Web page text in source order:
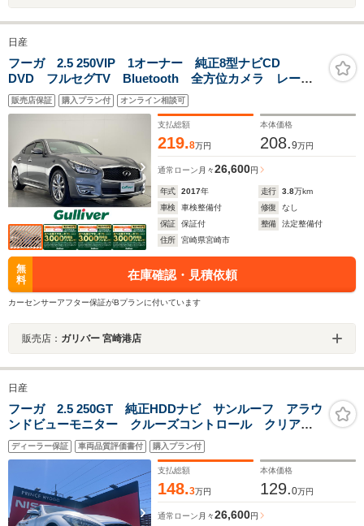
日産
フーガ 2.5 250VIP 1オーナー 純正8型ナビCD
DVD フルセグTV Bluetooth 全方位カメラ レーダ
ークルーズコントロール 衝突被害軽減システム 車線
逸脱警報 パワーシート ドライブレコーダー ETC
販売店保証 購入プラン付 オンライン相談可
支払総額
219.8万円
本体価格
208.9万円
通常ローン 月々26,600円
年式 2017年 走行 3.8万km
車検
車検整備付 修復
なし
保証
保証付 整備
法定整備付
住所
宮崎県宮崎市
無
料
在庫確認・見積依頼
カーセンサーアフター保証がBプランに付いています
販売店： ガリバー 宮崎港店
日産
フーガ 2.5 250GT 純正HDDナビ サンルーフ アラウ
ンドビューモニター クルーズコントロール クリアラ
ンスソナー 純正ドライブレコーダー
ディーラー保証 車両品質評価書付 購入プラン付
支払総額
148.3万円
本体価格
129.0万円
通常ローン 月々26,600円